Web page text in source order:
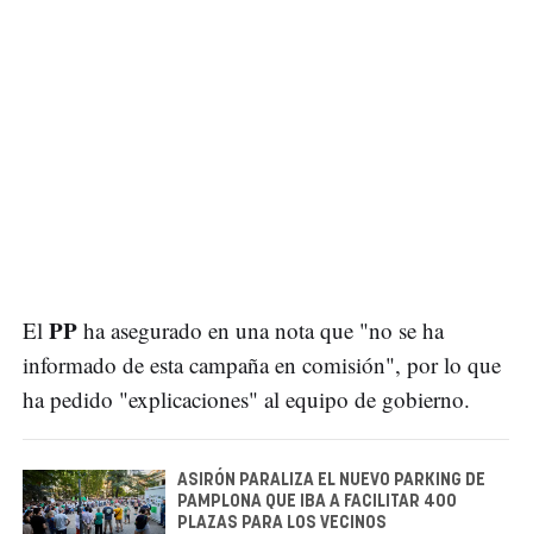
El PP ha asegurado en una nota que "no se ha
informado de esta campaña en comisión", por lo que
ha pedido "explicaciones" al equipo de gobierno.
ASIRÓN PARALIZA EL NUEVO PARKING DE
PAMPLONA QUE IBA A FACILITAR 400
PLAZAS PARA LOS VECINOS